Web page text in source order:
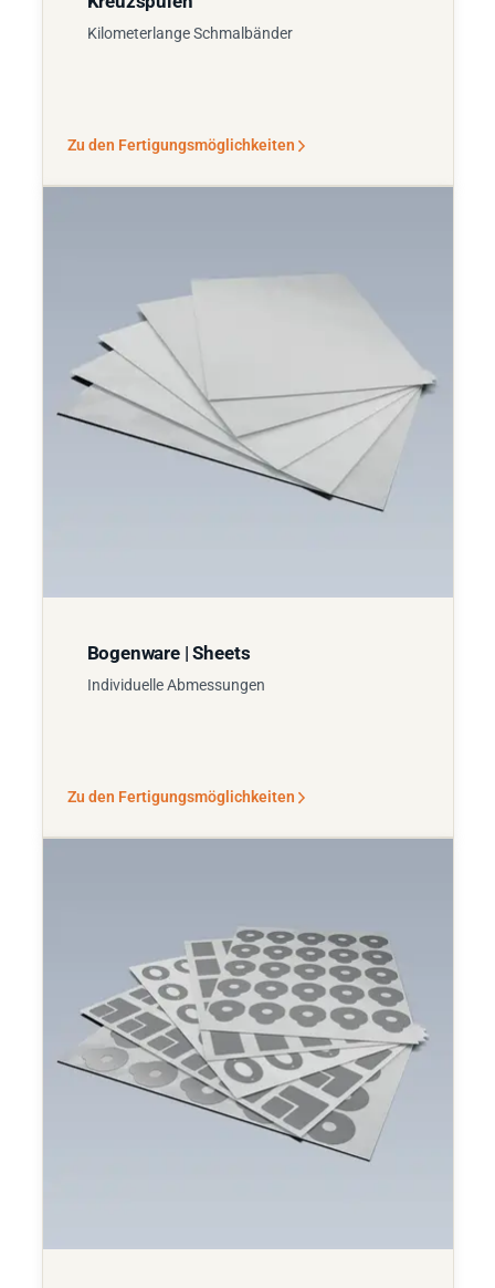
Kilometerlange Schmalbänder
Zu den Fertigungsmöglichkeiten
Bogenware | Sheets
Individuelle Abmessungen
Zu den Fertigungsmöglichkeiten